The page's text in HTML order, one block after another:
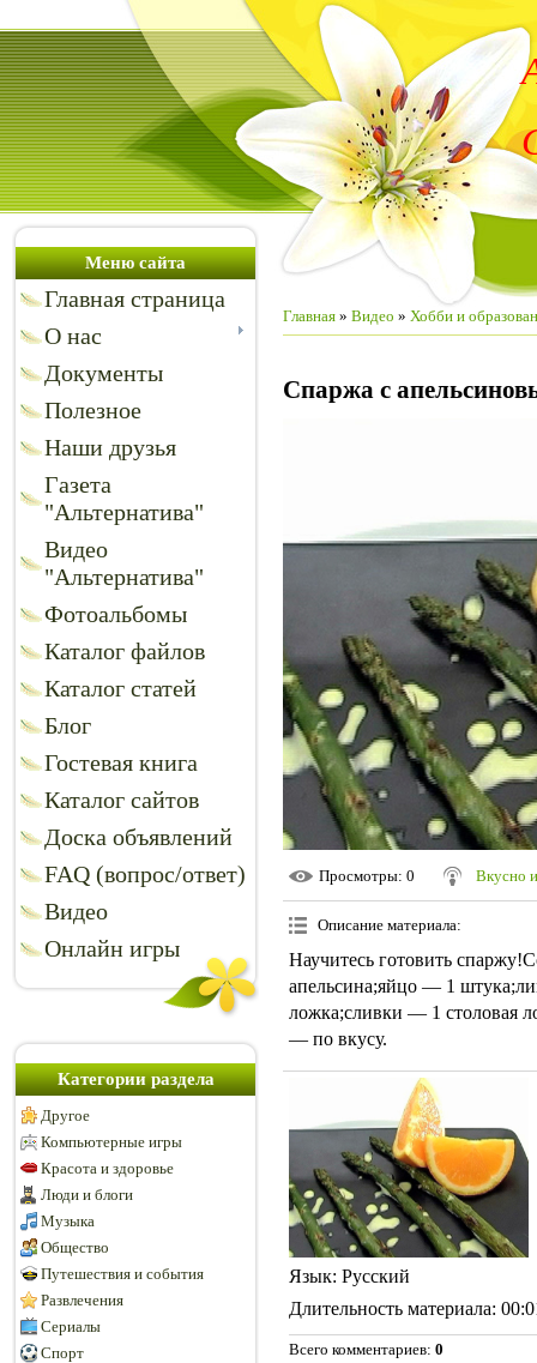
Меню сайта
Главная страница
О нас
Документы
Полезное
Наши друзья
Газета
"Альтернатива"
Видео
"Альтернатива"
Фотоальбомы
Каталог файлов
Каталог статей
Блог
Гостевая книга
Каталог сайтов
Доска объявлений
FAQ (вопрос/ответ)
Видео
Онлайн игры
Категории раздела
Другое
Компьютерные игры
Красота и здоровье
Люди и блоги
Музыка
Общество
Путешествия и события
Развлечения
Сериалы
Спорт
Главная » Видео » Хобби и
Спаржа с
Просмотры: 0 Вкусно
Описание материала:
Научитесь готовить
апельсина;яйцо — 1
ложка;сливки — 1 столовая
— по вкусу.
Язык: Русский
Длительность материала:
Всего комментариев: 0